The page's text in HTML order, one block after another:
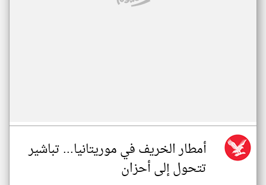
أمطار الخريف في موريتانيا... تباشير
تتحول إلى أحزان